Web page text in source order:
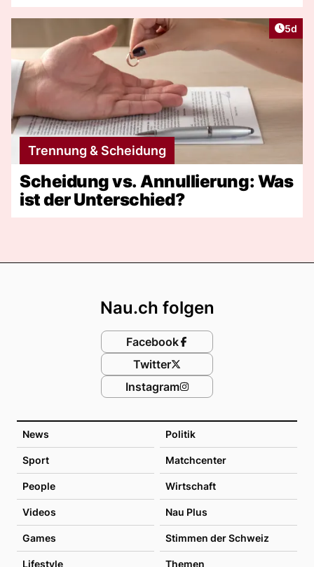
5d
Trennung & Scheidung
Scheidung vs. Annullierung: Was
ist der Unterschied?
News Politik
Sport Matchcenter
People Wirtschaft
Videos Nau Plus
Games Stimmen der Schweiz
Lifestyle Themen
Nau.ch folgen
Facebook
Twitter
Instagram